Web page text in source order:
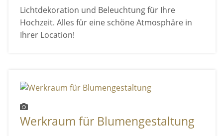
Lichtdekoration und Beleuchtung für Ihre
Hochzeit. Alles für eine schöne Atmosphäre in
Ihrer Location!
Werkraum für Blumengestaltung